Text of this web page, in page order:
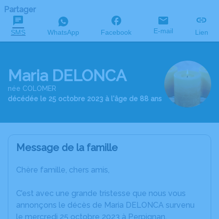
Partager
SMS WhatsApp Facebook E-mail Lien
Maria DELONCA
née COLOMER
décédée le 25 octobre 2023 à l'âge de 88 ans
Message de la famille
Chère famille, chers amis,
C’est avec une grande tristesse que nous vous
annonçons le décès de Maria DELONCA survenu
le mercredi 25 octobre 2023 à Perpignan.